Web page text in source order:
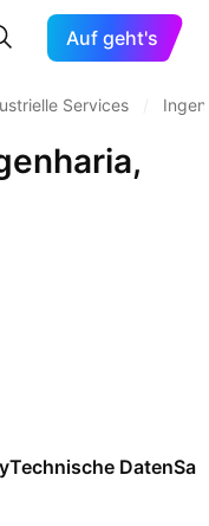
Auf geht's
Services
Technische Daten